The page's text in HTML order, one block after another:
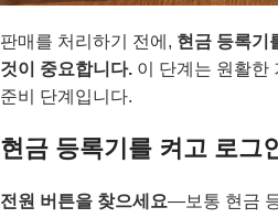
판매를 처리하기 전에, 현금 등록기
것이 중요합니다. 이 단계는 원활한
준비 단계입니다.
현금 등록기를 켜고 로그
전원 버튼을 찾으세요—보통 현금